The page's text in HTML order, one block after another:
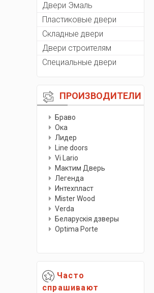
Двери Эмаль
Пластиковые двери
Складные двери
Двери строителям
Специальные двери
ПРОИЗВОДИТЕЛИ
Браво
Ока
Лидер
Line doors
Vi Lario
Мактим Дверь
Легенда
Интехпласт
Мister Wood
Verda
Беларускiя дзверы
Optima Porte
Часто
спрашивают